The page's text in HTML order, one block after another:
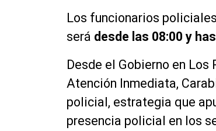
Los funcionarios
será desde las 08:00 y
Desde el Gobierno en
Atención Inmediata,
policial, estrategia que
presencia policial en los